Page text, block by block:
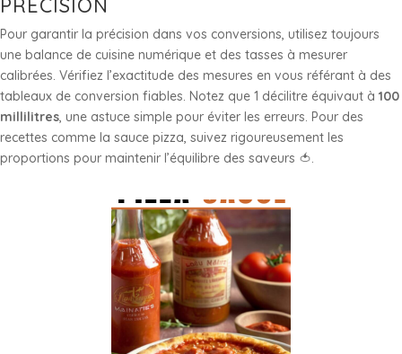
PRÉCISION
Pour garantir la précision dans vos conversions, utilisez toujours
une balance de cuisine numérique et des tasses à mesurer
calibrées. Vérifiez l’exactitude des mesures en vous référant à des
tableaux de conversion fiables. Notez que 1 décilitre équivaut à 100
millilitres, une astuce simple pour éviter les erreurs. Pour des
recettes comme la sauce pizza, suivez rigoureusement les
proportions pour maintenir l’équilibre des saveurs 🍅.